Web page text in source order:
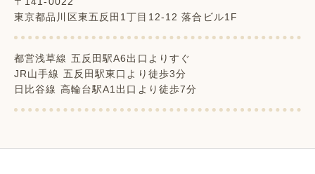
東京都品川区東五反田1丁目12-12 落合ビル1F
都営浅草線 五反田駅A6出口よりすぐ
JR山手線 五反田駅東口より徒歩3分
日比谷線 高輪台駅A1出口より徒歩7分